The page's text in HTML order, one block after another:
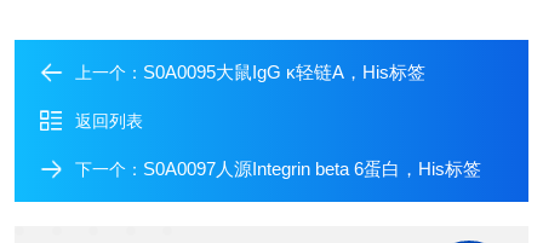
上一个： S0A0095大鼠IgG κ轻链A，His标签
返回列表
下一个： S0A0097人源Integrin beta 6蛋白，His标签